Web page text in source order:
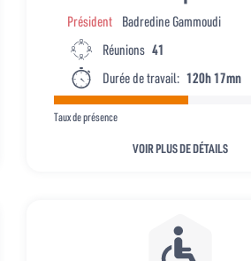
Président Badredine Gammoudi
Réunions 41
Durée de travail: 120h 17mn
Taux de présence
VOIR PLUS DE DÉTAILS